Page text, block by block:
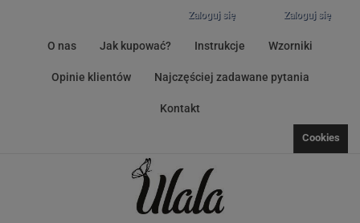
Zaloguj się
Zaloguj się
O nas Jak kupować? Instrukcje Wzorniki
Opinie klientów Najczęściej zadawane pytania
Kontakt
Cookies